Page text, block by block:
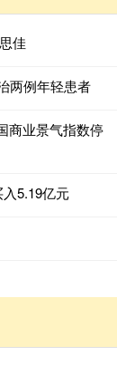
佳
两例年轻患者
商业景气指数停
5.19亿元